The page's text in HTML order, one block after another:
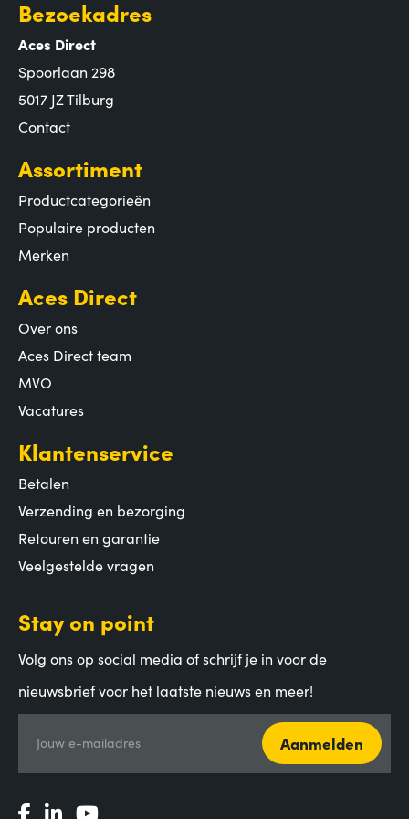
Bezoekadres
Aces Direct
Spoorlaan 298
5017 JZ Tilburg
Contact
Assortiment
Productcategorieën
Populaire producten
Merken
Aces Direct
Over ons
Aces Direct team
MVO
Vacatures
Klantenservice
Betalen
Verzending en bezorging
Retouren en garantie
Veelgestelde vragen
Stay on point
Volg ons op social media of schrijf je in voor de
nieuwsbrief voor het laatste nieuws en meer!
Jouw e-mailadres Aanmelden